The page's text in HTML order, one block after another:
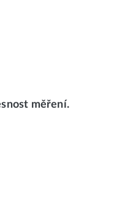
měření.